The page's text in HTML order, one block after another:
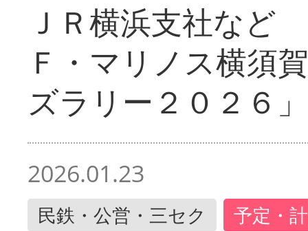
ＪＲ横浜支社など
Ｆ・マリノス横須
ズラリー２０２６」
2026.01.23
民鉄・公営・三セク 予定・